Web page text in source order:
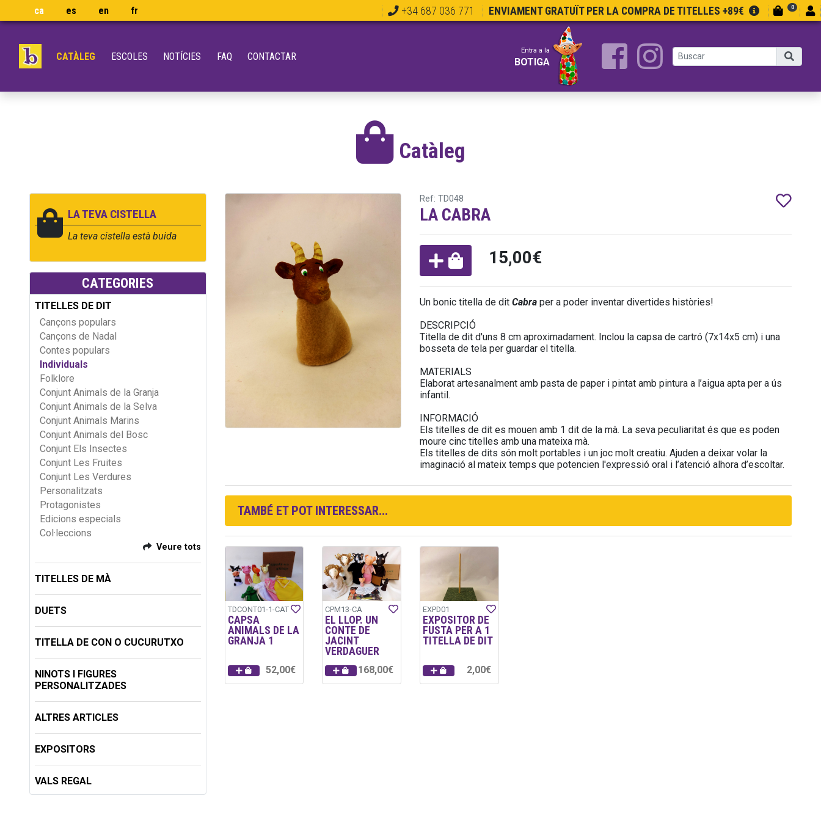
ca es en fr +34 687 036 771 ENVIAMENT GRATUÏT PER LA COMPRA DE TITELLES +89€ 0
CATÀLEG ESCOLES NOTÍCIES FAQ CONTACTAR Entra a la
BOTIGA
Catàleg
LA TEVA CISTELLA
La teva cistella està buida
CATEGORIES
TITELLES DE DIT
Cançons populars
Cançons de Nadal
Contes populars
Individuals
Folklore
Conjunt Animals de la Granja
Conjunt Animals de la Selva
Conjunt Animals Marins
Conjunt Animals del Bosc
Conjunt Els Insectes
Conjunt Les Fruites
Conjunt Les Verdures
Personalitzats
Protagonistes
Edicions especials
Col·leccions
Veure tots
TITELLES DE MÀ
DUETS
TITELLA DE CON O CUCURUTXO
NINOTS I FIGURES
PERSONALITZADES
ALTRES ARTICLES
EXPOSITORS
VALS REGAL
Ref: TD048
LA CABRA
15,00€
Un bonic titella de dit Cabra per a poder inventar divertides històries!
DESCRIPCIÓ
Titella de dit d'uns 8 cm aproximadament. Inclou la capsa de cartró (7x14x5 cm) i una
bosseta de tela per guardar el titella.
MATERIALS
Elaborat artesanalment amb pasta de paper i pintat amb pintura a l’aigua apta per a ús
infantil.
INFORMACIÓ
Els titelles de dit es mouen amb 1 dit de la mà. La seva peculiaritat és que es poden
moure cinc titelles amb una mateixa mà.
Els titelles de dits són molt portables i un joc molt creatiu. Ajuden a deixar volar la
imaginació al mateix temps que potencien l'expressió oral i l’atenció alhora d’escoltar.
TAMBÉ ET POT INTERESSAR...
TDCONT01-1-CAT
CAPSA
ANIMALS DE LA
GRANJA 1
52,00€
CPM13-CA
EL LLOP. UN
CONTE DE
JACINT
VERDAGUER
168,00€
EXPD01
EXPOSITOR DE
FUSTA PER A 1
TITELLA DE DIT
2,00€